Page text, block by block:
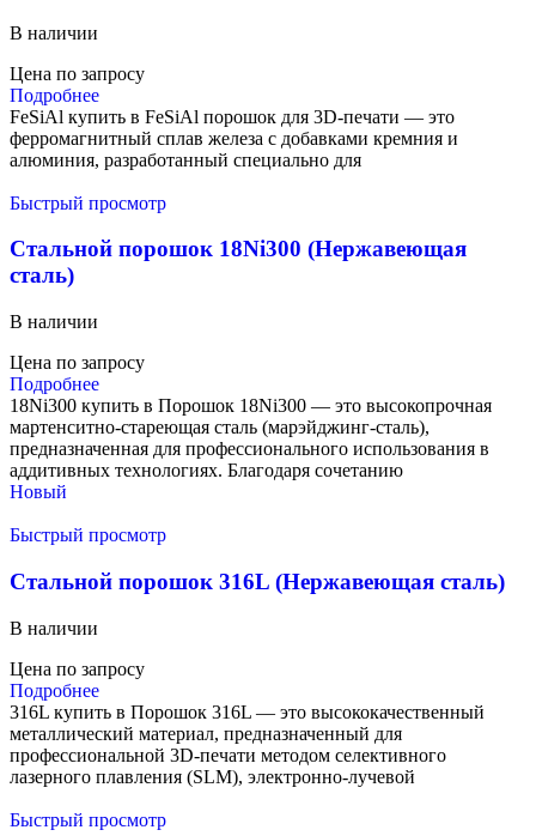
В наличии
Цена по запросу
Подробнее
FeSiAl купить в FeSiAl порошок для 3D-печати — это
ферромагнитный сплав железа с добавками кремния и
алюминия, разработанный специально для
Быстрый просмотр
Стальной порошок 18Ni300 (Нержавеющая
сталь)
В наличии
Цена по запросу
Подробнее
18Ni300 купить в Порошок 18Ni300 — это высокопрочная
мартенситно-стареющая сталь (марэйджинг-сталь),
предназначенная для профессионального использования в
аддитивных технологиях. Благодаря сочетанию
Новый
Быстрый просмотр
Стальной порошок 316L (Нержавеющая сталь)
В наличии
Цена по запросу
Подробнее
316L купить в Порошок 316L — это высококачественный
металлический материал, предназначенный для
профессиональной 3D-печати методом селективного
лазерного плавления (SLM), электронно-лучевой
Быстрый просмотр